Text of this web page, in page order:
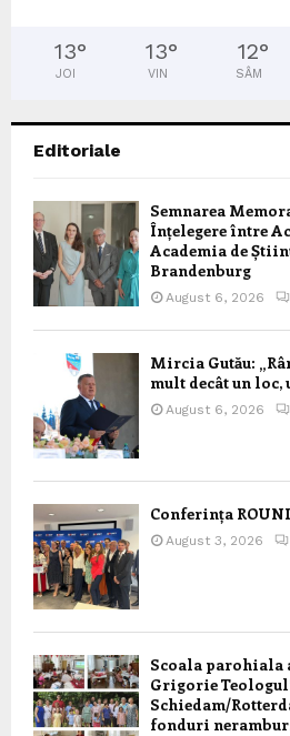
13°
JOI
13°
VIN
12°
SÂM
Editoriale
Semnarea
Înțelegere între
Academia de
Brandenburg
August 6, 2026
Mircia Gutău:
mult decât un loc,
August 6, 2026
Conferința
August 3, 2026
Scoala parohiala
Grigorie
Schiedam/
fonduri